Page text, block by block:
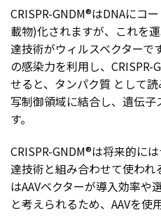
CRISPR-GNDM®はDNAにコ
載物)化されますが、これを
達技術がウィルスベクターで
の感染力を利用し、
せると、タンパク質 として
写制御領域に結合し、遺伝
す。
CRISPR-GNDM®は将来的に
達技術と組み合わせて使わ
はAAVベクターが導入効率や
と考えられるため、AAVを使